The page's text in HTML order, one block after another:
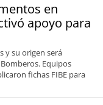
en
apoyo para
y su origen será
Equipos
fichas FIBE para